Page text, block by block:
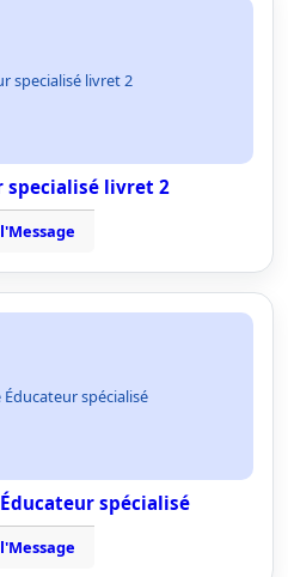
specialisé livret 2
specialisé livret 2
spécialisé
spécialisé